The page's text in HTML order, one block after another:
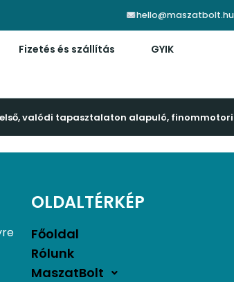
hello@maszatbolt.hu
Fizetés és szállítás GYIK
valódi tapasztalaton alapuló,
OLDALTÉRKÉP
Főoldal
Rólunk
MaszatBolt